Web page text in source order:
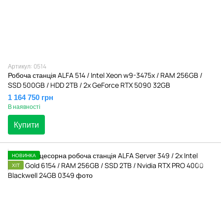
Артикул: 0514
Робоча станція ALFA 514 / Intel Xeon w9-3475x / RAM 256GB /
SSD 500GB / HDD 2TB / 2x GeForce RTX 5090 32GB
1 164 750 грн
В наявності
Купити
НОВИНКА
ХІТ